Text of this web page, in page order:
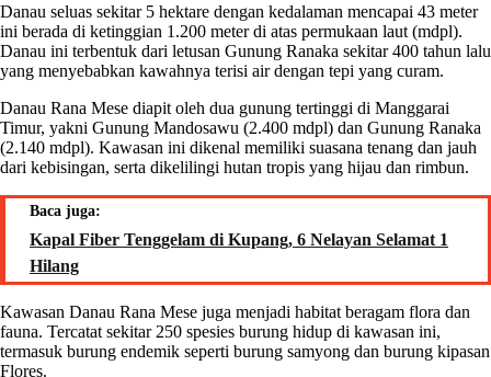
Danau seluas sekitar 5 hektare dengan kedalaman mencapai 43 meter
ini berada di ketinggian 1.200 meter di atas permukaan laut (mdpl).
Danau ini terbentuk dari letusan Gunung Ranaka sekitar 400 tahun lalu
yang menyebabkan kawahnya terisi air dengan tepi yang curam.
Danau Rana Mese diapit oleh dua gunung tertinggi di Manggarai
Timur, yakni Gunung Mandosawu (2.400 mdpl) dan Gunung Ranaka
(2.140 mdpl). Kawasan ini dikenal memiliki suasana tenang dan jauh
dari kebisingan, serta dikelilingi hutan tropis yang hijau dan rimbun.
Baca juga:
Kapal Fiber Tenggelam di Kupang, 6 Nelayan Selamat 1
Hilang
Kawasan Danau Rana Mese juga menjadi habitat beragam flora dan
fauna. Tercatat sekitar 250 spesies burung hidup di kawasan ini,
termasuk burung endemik seperti burung samyong dan burung kipasan
Flores.